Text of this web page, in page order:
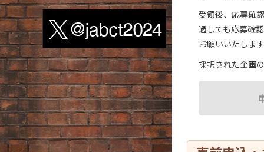
受領後、応募確
過しても応募確
お願いいたしま
採択された企画